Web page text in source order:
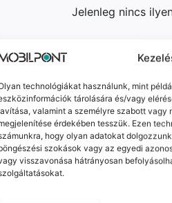
technológiákat használunk, mint
tárolására és/vagy
valamint a személyre szabott vagy
érdekében tesszük. Ezen
hogy olyan adatokat
szokások vagy az egyedi
visszavonása hátrányosan
Jelenleg nincs
Szerződési Feltételek
Mobilpont